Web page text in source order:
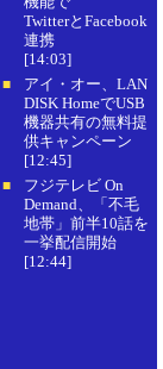
TwitterとFacebook
連携
[14:03]
■
アイ・オー、LAN
DISK HomeでUSB
機器共有の無料提
供キャンペーン
[12:45]
■
フジテレビ On
Demand、「不毛
地帯」前半10話を
一挙配信開始
[12:44]